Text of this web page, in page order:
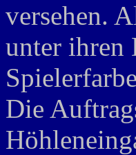
versehen.
unter ihren
Die